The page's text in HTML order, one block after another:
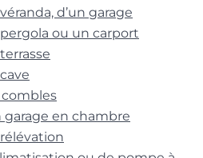
d’un garage
ou un carport
garage en chambre